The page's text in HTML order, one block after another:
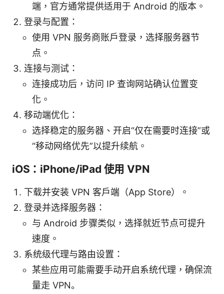
端，官方通常提供适用于 Android 的版本。
登录与配置：
使用 VPN 服务商账户登录，选择服务器节
点。
连接与测试：
连接成功后，访问 IP 查询网站确认位置变
化。
移动端优化：
选择稳定的服务器、开启“仅在需要时连接”或
“移动网络优先”以提升续航。
iOS：iPhone/iPad 使用 VPN
下载并安装 VPN 客户端（App Store）。
登录并选择服务器：
与 Android 步骤类似，选择就近节点可提升
速度。
系统级代理与路由设置：
某些应用可能需要手动开启系统代理，确保流
量走 VPN。